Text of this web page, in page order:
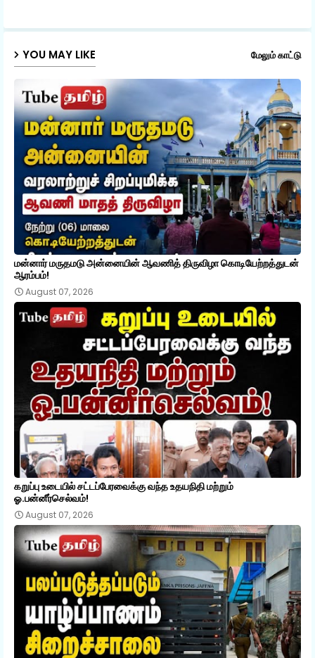
p
YOU MAY LIKE மேலும் காட்டு
மன்னார் மருதமடு அன்னையின் ஆவணித் திருவிழா கொடியேற்றத்துடன்
ஆரம்பம்!
August 07, 2026
கறுப்பு உடையில் சட்டப்பேரவைக்கு வந்த உதயநிதி மற்றும்
ஓ.பன்னீர்செல்வம்!
August 07, 2026